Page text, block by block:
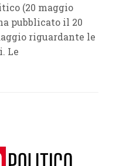
(20 maggio
pubblicato il 20
riguardante le
Le